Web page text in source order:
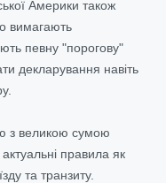
Америки також
вимагають
певну "порогову"
декларування навіть
з великою сумою
правила як
та транзиту.